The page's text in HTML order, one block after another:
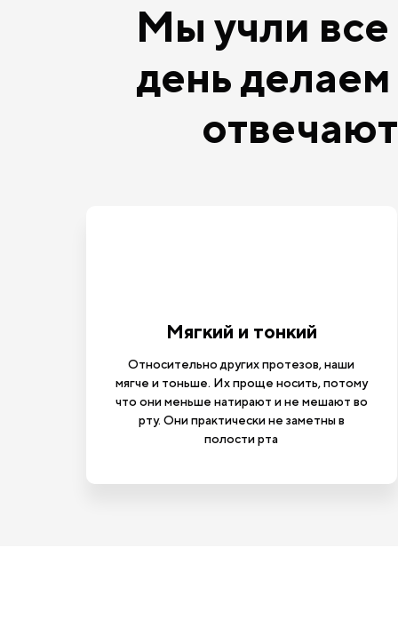
Мы учли
день
Мягкий и тонкий
Относительно других протезов, наши
мягче и тоньше. Их проще носить, потому
что они меньше натирают и не мешают во
рту. Они практически не заметны в
полости рта